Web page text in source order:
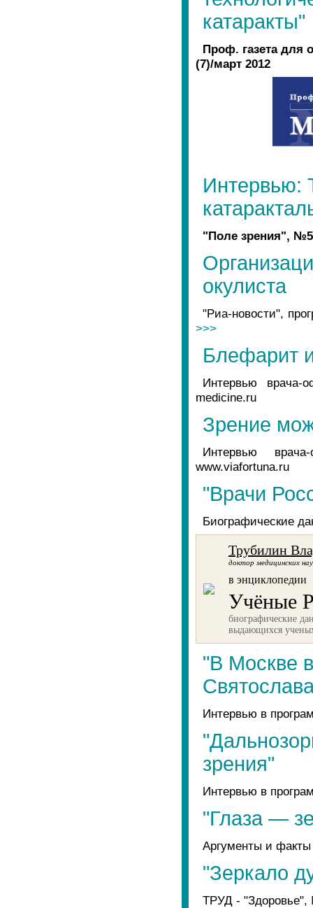
катаракты"
Проф. газета для
(7)/март 2012
Интервью:
"Поле зрения",
окулиста
"Риа-новости",
>>>
Блефарит
Интервью врача-
medicine.ru
Зрение
Интервью
www.viafortuna.ru
"Врачи
Биографические
Трубилин
доктор медицинских
в энциклопедии
Учёные
биографические
выдающихся
"В Москве
Интервью в
зрения"
Интервью в
"Глаза —
Аргументы и
"Зеркало
ТРУД - "Здоровье",